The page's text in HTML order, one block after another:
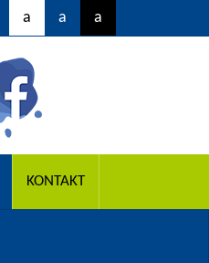
a a a
KONTAKT